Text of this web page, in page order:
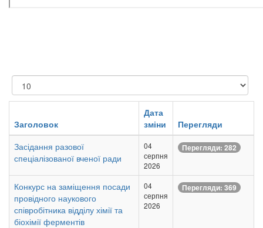
Показувати
Заголовок
Дата
зміни
Перегляди
Засідання разової
спеціалізованої вченої ради
04
серпня
2026
Перегляди: 282
Конкурс на заміщення посади
провідного наукового
співробітника відділу хімії та
біохімії ферментів
04
серпня
2026
Перегляди: 369